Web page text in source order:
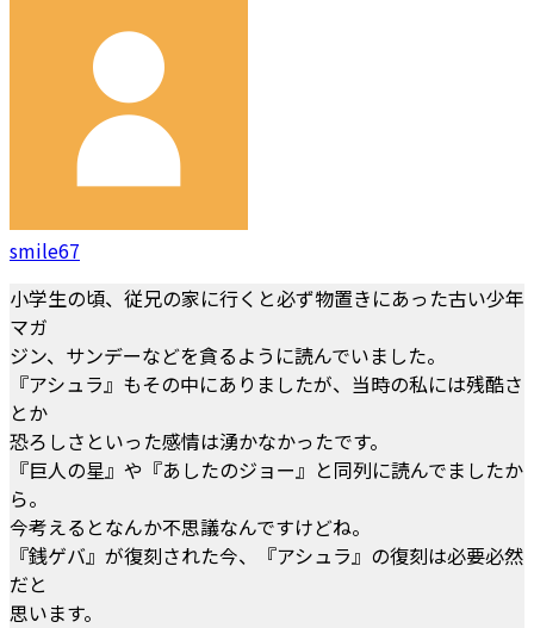
smile67
小学生の頃、従兄の家に行くと必ず物置きにあった古い少年
マガ
ジン、サンデーなどを貪るように読んでいました。
『アシュラ』もその中にありましたが、当時の私には残酷さ
とか
恐ろしさといった感情は湧かなかったです。
『巨人の星』や『あしたのジョー』と同列に読んでましたか
ら。
今考えるとなんか不思議なんですけどね。
『銭ゲバ』が復刻された今、『アシュラ』の復刻は必要必然
だと
思います。